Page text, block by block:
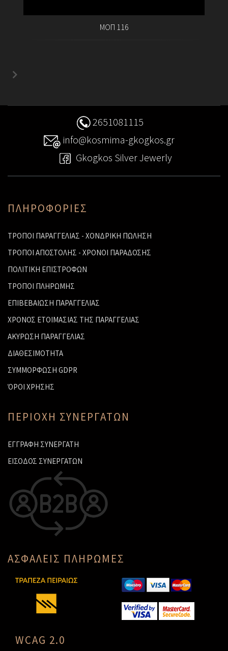
ΜΟΠ 116
2651081115
info@kosmima-gkogkos.gr
Gkogkos Silver Jewerly
ΠΛΗΡΟΦΟΡΙΕΣ
ΤΡΟΠΟΙ ΠΑΡΑΓΓΕΛΙΑΣ - ΧΟΝΔΡΙΚΗ ΠΩΛΗΣΗ
ΤΡΟΠΟΙ ΑΠΟΣΤΟΛΗΣ - ΧΡΟΝΟΙ ΠΑΡΑΔΟΣΗΣ
ΠΟΛΙΤΙΚΗ ΕΠΙΣΤΡΟΦΩΝ
ΤΡΟΠΟΙ ΠΛΗΡΩΜΗΣ
ΕΠΙΒΕΒΑΙΩΣΗ ΠΑΡΑΓΓΕΛΙΑΣ
ΧΡΟΝΟΣ ΕΤΟΙΜΑΣΙΑΣ ΤΗΣ ΠΑΡΑΓΓΕΛΙΑΣ
ΑΚΥΡΩΣΗ ΠΑΡΑΓΓΕΛΙΑΣ
ΔΙΑΘΕΣΙΜΟΤΗΤΑ
ΣΥΜΜΟΡΦΩΣΗ GDPR
ΌΡΟΙ ΧΡΗΣΗΣ
ΠΕΡΙΟΧΗ ΣΥΝΕΡΓΑΤΩΝ
ΕΓΓΡΑΦΗ ΣΥΝΕΡΓΑΤΗ
ΕΙΣΟΔΟΣ ΣΥΝΕΡΓΑΤΩΝ
ΑΣΦΑΛΕΙΣ ΠΛΗΡΩΜΕΣ
WCAG 2.0